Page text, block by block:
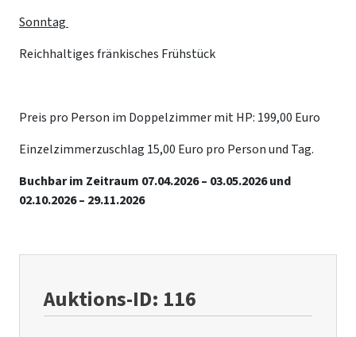
Sonntag
Reichhaltiges fränkisches Frühstück
Preis pro Person im Doppelzimmer mit HP: 199,00 Euro
Einzelzimmerzuschlag 15,00 Euro pro Person und Tag.
Buchbar im Zeitraum 07.04.2026 – 03.05.2026 und
02.10.2026 – 29.11.2026
Auktions-ID: 116